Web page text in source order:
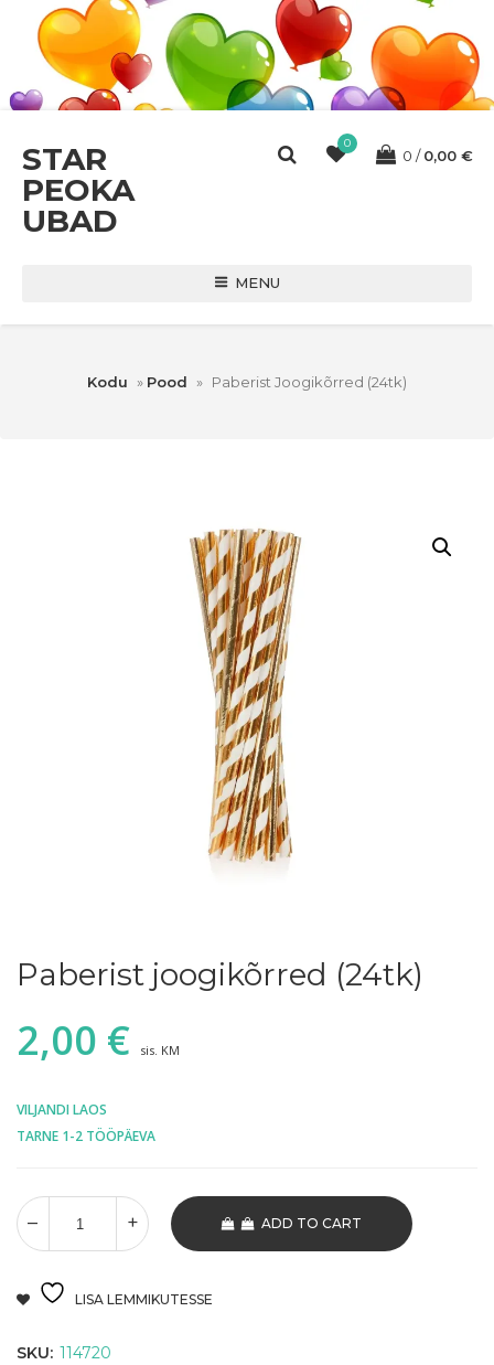
STAR
PEOKA
UBAD
0
0 0,00 €
MENU
Kodu » Pood » Paberist Joogikõrred (24tk)
Paberist joogikõrred (24tk)
2,00 € sis. KM
VILJANDI LAOS
TARNE 1-2 TÖÖPÄEVA
ADD TO CART
LISA LEMMIKUTESSE
SKU: 114720